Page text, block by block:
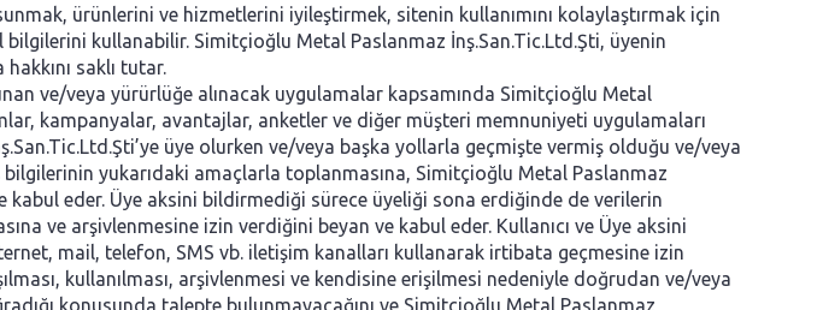
ürünlerini ve hizmetlerini iyileştirmek, sitenin kullanımını kolaylaştırmak için
bilgilerini kullanabilir. Simitçioğlu Metal Paslanmaz İnş.San.Tic.Ltd.Şti, üyenin
saklı tutar.
ve/veya yürürlüğe alınacak uygulamalar kapsamında Simitçioğlu Metal
kampanyalar, avantajlar, anketler ve diğer müşteri memnuniyeti uygulamaları
üye olurken ve/veya başka yollarla geçmişte vermiş olduğu ve/veya
bilgilerinin yukarıdaki amaçlarla toplanmasına, Simitçioğlu Metal Paslanmaz
kabul eder. Üye aksini bildirmediği sürece üyeliği sona erdiğinde de verilerin
ve arşivlenmesine izin verdiğini beyan ve kabul eder. Kullanıcı ve Üye aksini
mail, telefon, SMS vb. iletişim kanalları kullanarak irtibata geçmesine izin
kullanılması, arşivlenmesi ve kendisine erişilmesi nedeniyle doğrudan ve/veya
konusunda talepte bulunmayacağını ve Simitçioğlu Metal Paslanmaz